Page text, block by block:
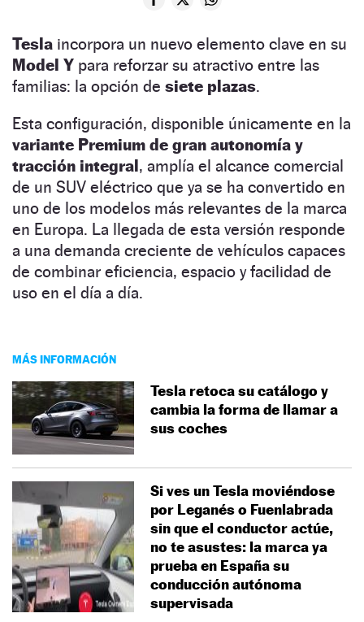
Tesla incorpora un nuevo elemento clave en su
Model Y para reforzar su atractivo entre las
familias: la opción de siete plazas.
Esta configuración, disponible únicamente en la
variante Premium de gran autonomía y
tracción integral, amplía el alcance comercial
de un SUV eléctrico que ya se ha convertido en
uno de los modelos más relevantes de la marca
en Europa. La llegada de esta versión responde
a una demanda creciente de vehículos capaces
de combinar eficiencia, espacio y facilidad de
uso en el día a día.
MÁS INFORMACIÓN
Tesla retoca su catálogo y
cambia la forma de llamar a
sus coches
Si ves un Tesla moviéndose
por Leganés o Fuenlabrada
sin que el conductor actúe,
no te asustes: la marca ya
prueba en España su
conducción autónoma
supervisada